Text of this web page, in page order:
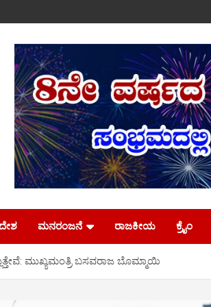
ಮನರಂಜನೆ ರಾಜಕೀಯ ಕ್ರೈಂ
ಮುಖ್ಯಮಂತ್ರಿ ಬಸವರಾಜ ಬೊಮ್ಮಾಯಿ